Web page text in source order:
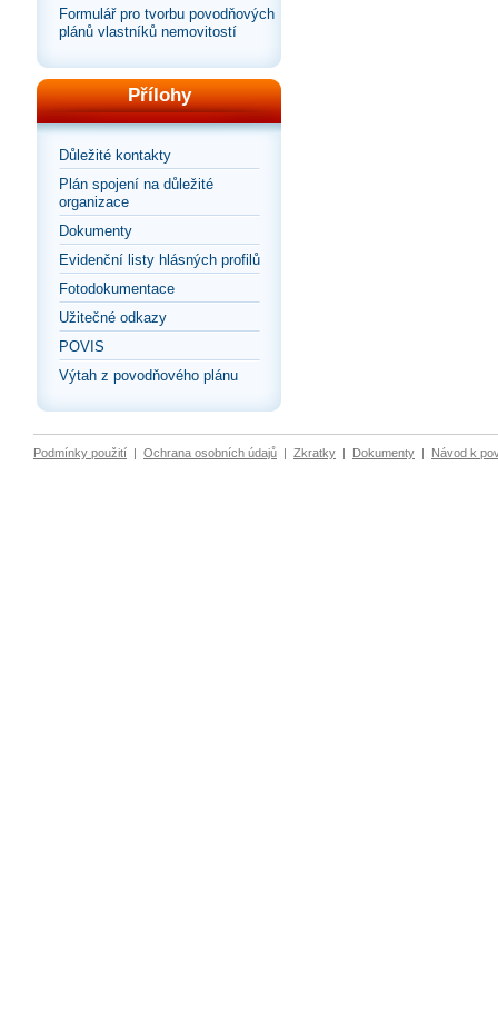
Formulář pro tvorbu povodňových
plánů vlastníků nemovitostí
Přílohy
Důležité kontakty
Plán spojení na důležité
organizace
Dokumenty
Evidenční listy hlásných profilů
Fotodokumentace
Užitečné odkazy
POVIS
Výtah z povodňového plánu
Podmínky použití | Ochrana osobních údajů | Zkratky | Dokumenty | Návod k